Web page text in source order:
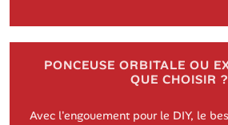
PONCEUSE ORBITALE OU
QUE CHOISIR ?
Avec l'engouement pour le DIY, le